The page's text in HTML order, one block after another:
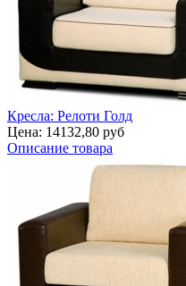
Кресла: Релоти Голд
Цена: 14132,80 руб
Описание товара